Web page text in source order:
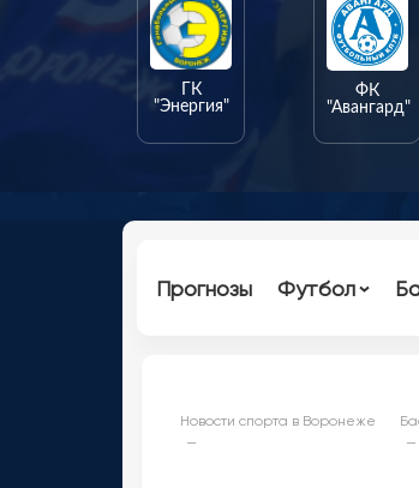
ГК
"Энергия"
ФК
"Авангард"
Прогнозы Футбол
Новости спорта в Воронеже